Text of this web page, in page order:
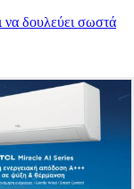
να δουλεύει σωστά